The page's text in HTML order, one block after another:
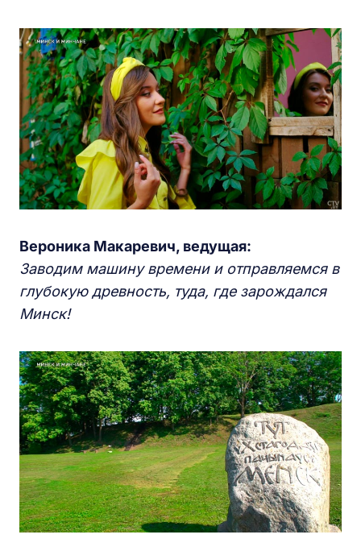
Вероника Макаревич, ведущая:
Заводим машину времени и отправляемся в
глубокую древность, туда, где зарождался
Минск!